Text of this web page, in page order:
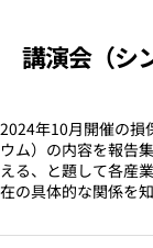
講演会（シ
2024年10月開催の損
ウム）の内容を報告
える、と題して各産
在の具体的な関係を